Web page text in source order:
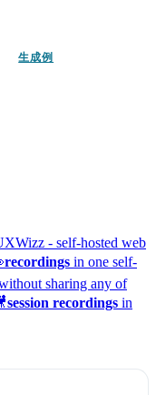
生成例
- self-hosted web
recordings in one self-
sharing any of
session recordings in